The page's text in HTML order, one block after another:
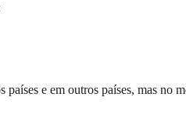
e em outros países, mas no